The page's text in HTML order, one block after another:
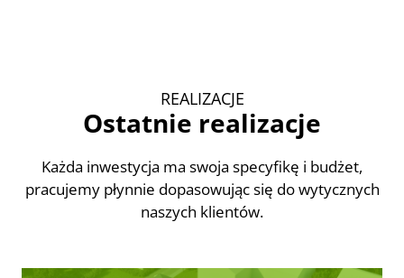
REALIZACJE
Ostatnie realizacje
Każda inwestycja ma swoja specyfikę i budżet,
pracujemy płynnie dopasowując się do wytycznych
naszych klientów.